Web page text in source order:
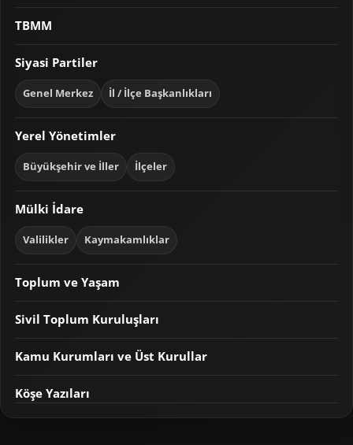
TBMM
Siyasi Partiler
Genel Merkez İl / İlçe Başkanlıkları
Yerel Yönetimler
Büyükşehir ve İller İlçeler
Mülki İdare
Valilikler Kaymakamlıklar
Toplum ve Yaşam
Sivil Toplum Kuruluşları
Kamu Kurumları ve Üst Kurullar
Köşe Yazıları